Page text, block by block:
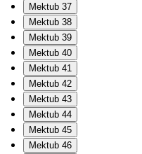
Mektub 37
Mektub 38
Mektub 39
Mektub 40
Mektub 41
Mektub 42
Mektub 43
Mektub 44
Mektub 45
Mektub 46